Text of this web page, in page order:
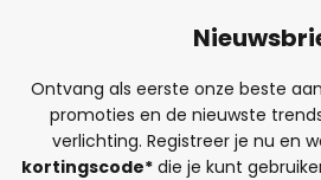
Ontvang als eerste onze beste
promoties en de nieuwste
verlichting. Registreer je nu en
kortingscode*die je kunt